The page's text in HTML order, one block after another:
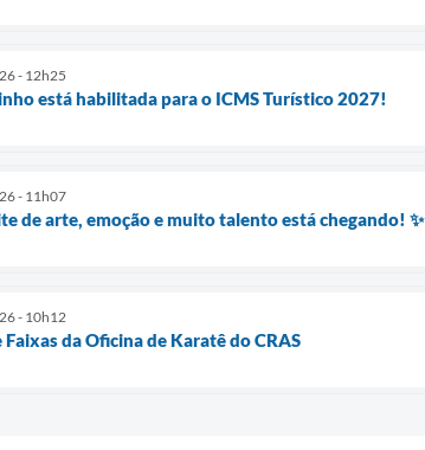
- 12h25
está habilitada para o ICMS Turístico 2027!
- 11h07
de arte, emoção e muito talento está chegando! ✨
- 10h12
Faixas da Oficina de Karatê do CRAS